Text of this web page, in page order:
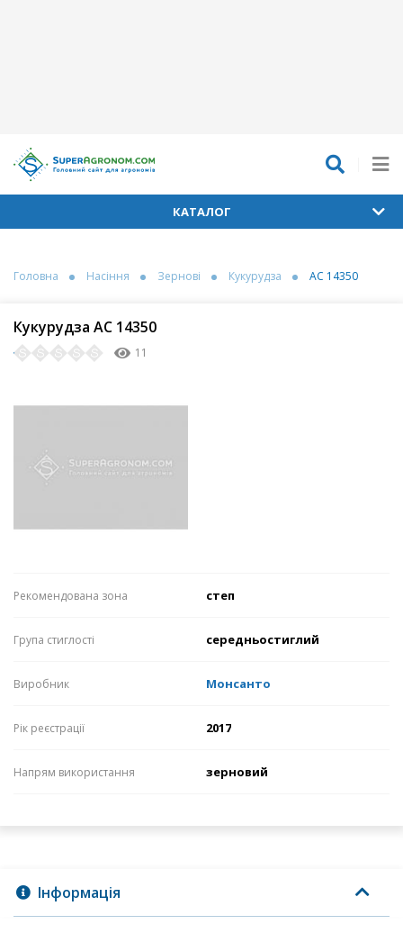
КАТАЛОГ
Головна Насіння Зернові Кукурудза АС 14350
Кукурудза АС 14350
11
Рекомендована зона степ
Група стиглості середньостиглий
Виробник Монсанто
Рік реєстрації 2017
Напрям використання зерновий
Інформація